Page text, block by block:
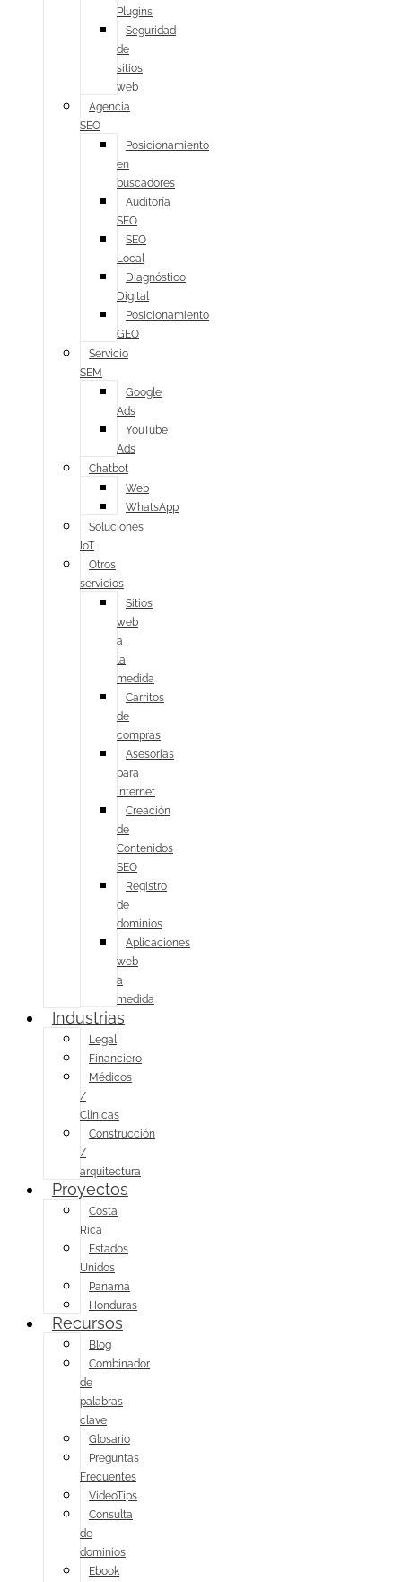
Plugins
Seguridad
de
sitios
web
Agencia
SEO
Posicionamiento
en
buscadores
Auditoría
SEO
SEO
Local
Diagnóstico
Digital
Posicionamiento
GEO
Servicio
SEM
Google
Ads
YouTube
Ads
Chatbot
Web
WhatsApp
Soluciones
IoT
Otros
servicios
Sitios
web
a
la
medida
Carritos
de
compras
Asesorías
para
Internet
Creación
de
Contenidos
SEO
Registro
de
dominios
Aplicaciones
web
a
medida
Industrias
Legal
Financiero
Médicos
/
Clínicas
Construcción
/
arquitectura
Proyectos
Costa
Rica
Estados
Unidos
Panamá
Honduras
Recursos
Blog
Combinador
de
palabras
clave
Glosario
Preguntas
Frecuentes
VideoTips
Consulta
de
dominios
Ebook